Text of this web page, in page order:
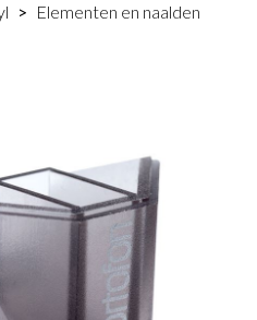
Elementen en naalden